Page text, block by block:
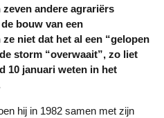
andere agrariërs
bouw van een
niet dat het al een “gelopen
storm “overwaait”, zo liet
10 januari weten in het